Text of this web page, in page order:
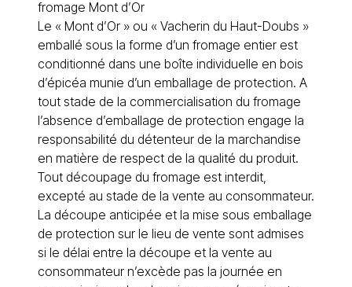
fromage Mont d’Or
Le « Mont d’Or » ou « Vacherin du Haut-Doubs »
emballé sous la forme d’un fromage entier est
conditionné dans une boîte individuelle en bois
d’épicéa munie d’un emballage de protection. A
tout stade de la commercialisation du fromage
l’absence d’emballage de protection engage la
responsabilité du détenteur de la marchandise
en matière de respect de la qualité du produit.
Tout découpage du fromage est interdit,
excepté au stade de la vente au consommateur.
La découpe anticipée et la mise sous emballage
de protection sur le lieu de vente sont admises
si le délai entre la découpe et la vente au
consommateur n’excède pas la journée en